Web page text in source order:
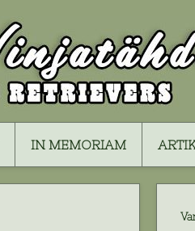
IN MEMORIAM